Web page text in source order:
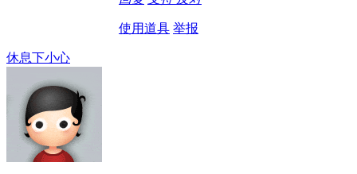
使用道具 举报
休息下小心